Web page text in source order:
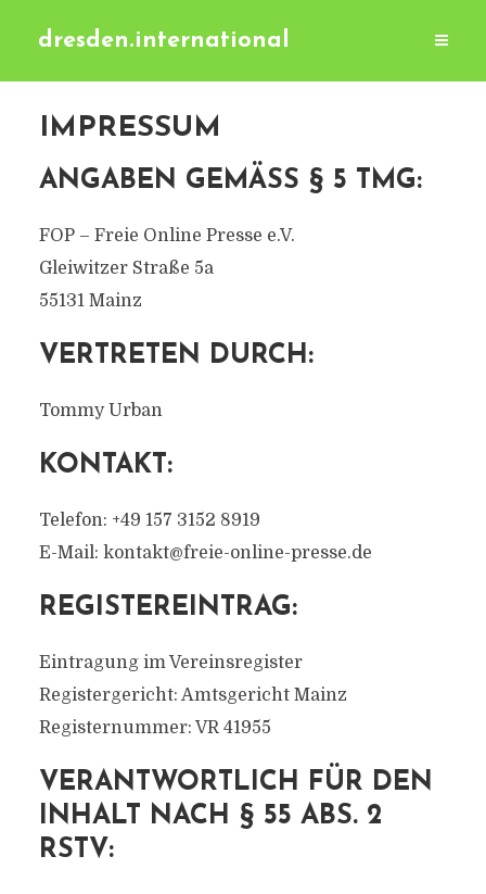
dresden.international
IMPRESSUM
ANGABEN GEMÄSS § 5 TMG:
FOP – Freie Online Presse e.V.
Gleiwitzer Straße 5a
55131 Mainz
VERTRETEN DURCH:
Tommy Urban
KONTAKT:
Telefon: +49 157 3152 8919
E-Mail: kontakt@freie-online-presse.de
REGISTEREINTRAG:
Eintragung im Vereinsregister
Registergericht: Amtsgericht Mainz
Registernummer: VR 41955
VERANTWORTLICH FÜR DEN
INHALT NACH § 55 ABS. 2
RSTV: